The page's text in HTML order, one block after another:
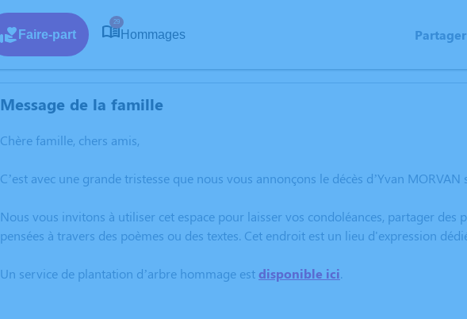
Faire-part
29
Hommages Partager
Message de la famille
Chère famille, chers amis,
C’est avec une grande tristesse que nous vous annonçons le décès d’Yvan
Nous vous invitons à utiliser cet espace pour laisser vos condoléances, partager
pensées à travers des poèmes ou des textes. Cet endroit est un lieu d'expression
Un service de plantation d’arbre hommage estdisponible ici.